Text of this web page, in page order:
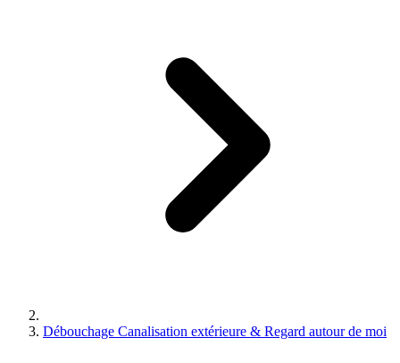
Débouchage Canalisation extérieure & Regard autour de moi